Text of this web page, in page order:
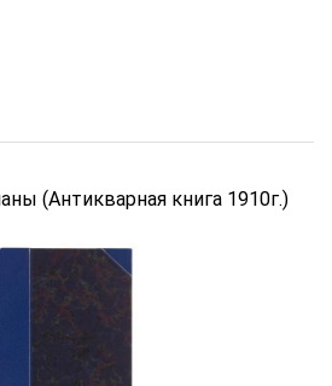
(Антикварная книга 1910г.)